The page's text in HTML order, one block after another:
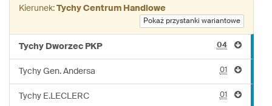
Kierunek: Tychy Centrum Handlowe
Pokaż przystanki wariantowe
Tychy Dworzec PKP 04
Tychy Gen. Andersa 01
Tychy E.LECLERC 01